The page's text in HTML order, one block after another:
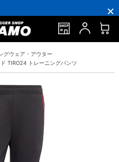
グウェア・アウター
TIRO24 トレーニングパンツ